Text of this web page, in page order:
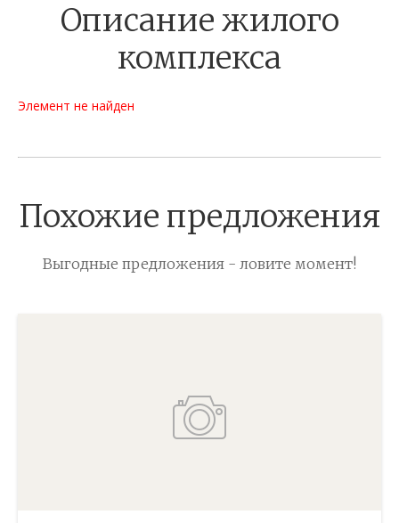
Описание жилого
комплекса
Элемент не найден
Похожие предложения
Выгодные предложения - ловите момент!